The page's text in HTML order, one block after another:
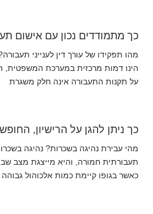
כך מתמודדים נכון עם אישום
מהו תפקידו של עורך דין לענייני
הינו דמות מרכזית במערכת
על תקנות התעבורה אינה חלק משגרת
כך ניתן להגן על הרישיון,
מהי עבירת נהיגה בשכרות? נהיגה
תעבורתית חמורה, והיא מייצגת מצב
כאשר בגופו קיימת כמות אלכוהול